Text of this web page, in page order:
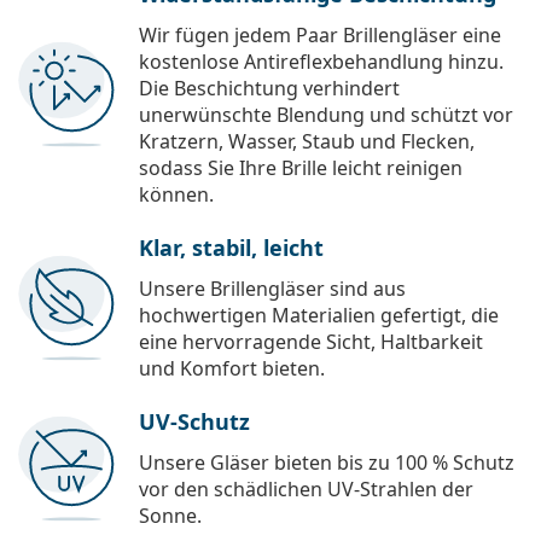
Wir fügen jedem Paar Brillengläser eine
kostenlose Antireflexbehandlung hinzu.
Die Beschichtung verhindert
unerwünschte Blendung und schützt vor
Kratzern, Wasser, Staub und Flecken,
sodass Sie Ihre Brille leicht reinigen
können.
Klar, stabil, leicht
Unsere Brillengläser sind aus
hochwertigen Materialien gefertigt, die
eine hervorragende Sicht, Haltbarkeit
und Komfort bieten.
UV-Schutz
Unsere Gläser bieten bis zu 100 % Schutz
vor den schädlichen UV-Strahlen der
Sonne.